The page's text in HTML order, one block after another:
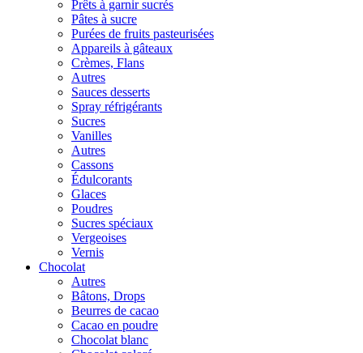
Prêts à garnir sucrés
Pâtes à sucre
Purées de fruits pasteurisées
Appareils à gâteaux
Crèmes, Flans
Autres
Sauces desserts
Spray réfrigérants
Sucres
Vanilles
Autres
Cassons
Édulcorants
Glaces
Poudres
Sucres spéciaux
Vergeoises
Vernis
Chocolat
Autres
Bâtons, Drops
Beurres de cacao
Cacao en poudre
Chocolat blanc